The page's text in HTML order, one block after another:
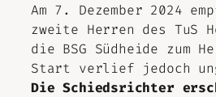
Am 7. Dezember 2024
zweite Herren des TuS
die BSG Südheide zum
Start verlief jedoch
Die Schiedsrichter